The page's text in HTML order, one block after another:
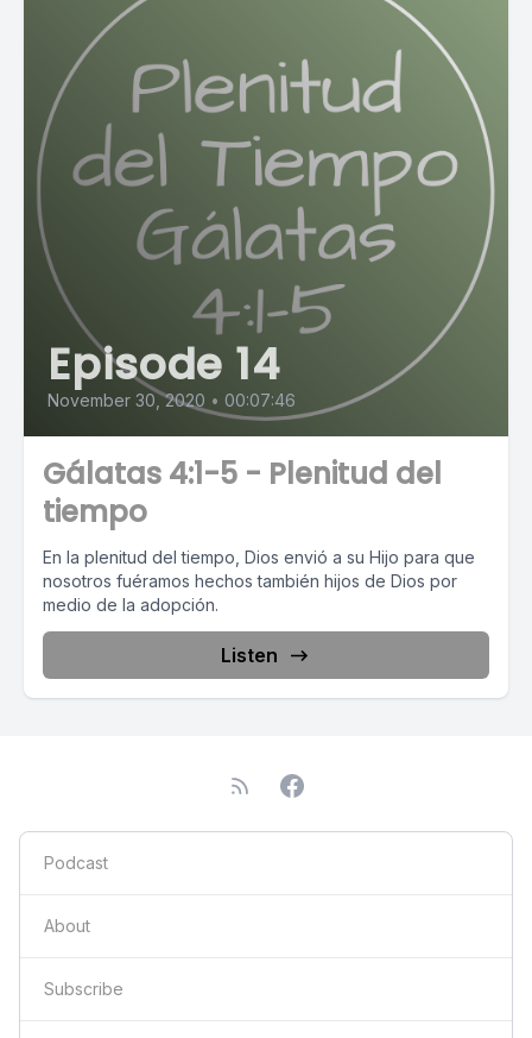
Episode 14
November 30, 2020 • 00:07:46
Gálatas 4:1-5 - Plenitud del
tiempo
En la plenitud del tiempo, Dios envió a su Hijo para que
nosotros fuéramos hechos también hijos de Dios por
medio de la adopción.
Listen
Podcast
About
Subscribe